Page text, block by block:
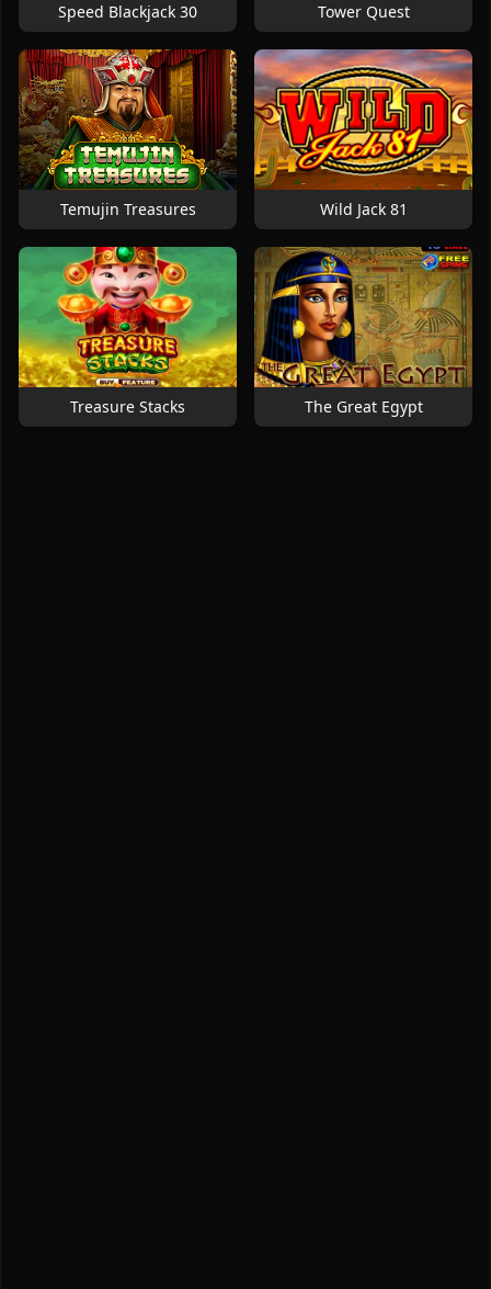
Speed Blackjack 30 Tower Quest
Temujin Treasures Wild Jack 81
Treasure Stacks The Great Egypt